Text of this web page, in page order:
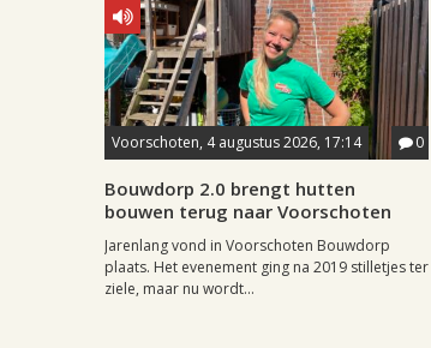
Voorschoten, 4 augustus 2026, 17:14 0
Bouwdorp 2.0 brengt hutten
bouwen terug naar Voorschoten
Jarenlang vond in Voorschoten Bouwdorp
plaats. Het evenement ging na 2019 stilletjes ter
ziele, maar nu wordt...